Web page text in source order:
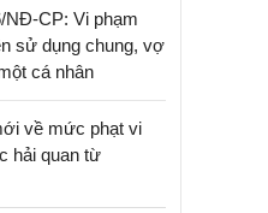
NĐ-CP: Vi phạm
sử dụng chung, vợ
cá nhân
về mức phạt vi
hải quan từ